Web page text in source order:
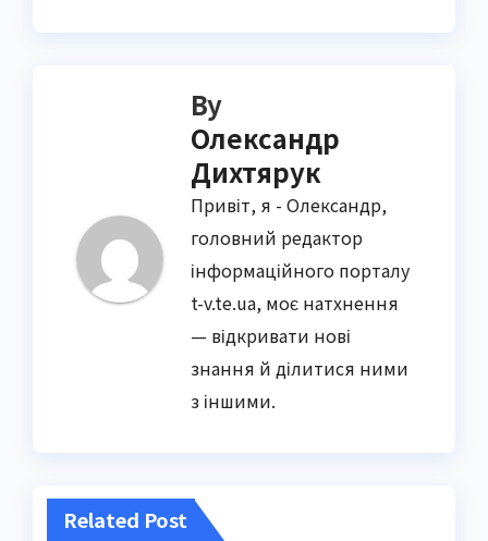
By
Олександр
Дихтярук
Привіт, я - Олександр,
головний редактор
інформаційного порталу
t-v.te.ua, моє натхнення
— відкривати нові
знання й ділитися ними
з іншими.
Related Post